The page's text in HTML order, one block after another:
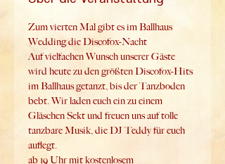
Zum vierten Mal gibt es im Ballhaus
Wedding die Discofox-Nacht
Auf vielfachen Wunsch unserer Gäste
wird heute zu den größten Discofox-Hits
im Ballhaus getanzt, bis der Tanzboden
bebt. Wir laden euch ein zu einem
Gläschen Sekt und freuen uns auf tolle
tanzbare Musik, die DJ Teddy für euch
auflegt.
ab 19 Uhr mit kostenlosem